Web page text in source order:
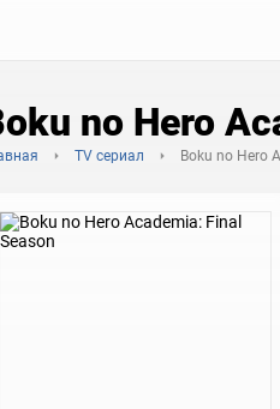
no Hero
TV сериал Boku no Hero